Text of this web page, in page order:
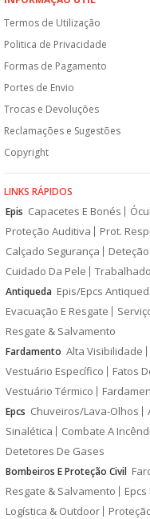
Termos de Utilização
Politica de Privacidade
Formas de Pagamento
Portes de Envio
Trocas e Devoluções
Reclamações e Sugestões
Copyright
LINKS RÁPIDOS
Epis Capacetes E Bonés
Proteção Auditiva
Prot.
Calçado Segurança
Cuidado Da Pele
Antiqueda Epis/Epcs
Evacuação E Resgate
Resgate & Salvamento
Fardamento Alta Visibilidade
Vestuário Específico
Fatos
Vestuário Térmico
Epcs Chuveiros/Lava-Olhos
Sinalética
Combate A
Detetores De Gases
Bombeiros E Proteção Civil
Resgate & Salvamento
Logística & Outdoor